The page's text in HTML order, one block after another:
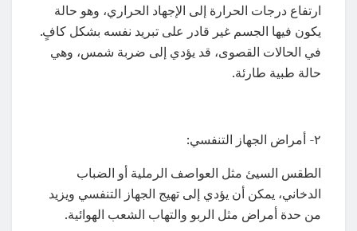
ارتفاع درجات الحرارة إلى الإجهاد الحراري، وهو حالة
يكون فيها الجسم غير قادر على تبريد نفسه بشكل كافٍ.
في الحالات القصوى، قد يؤدي إلى ضربة شمس، وهي
حالة طبية طارئة.
٢- أمراض الجهاز التنفسي:
الطقس السيئ مثل العواصف الرملية أو الضباب
الدخاني، يمكن أن يؤدي إلى تهيج الجهاز التنفسي ويزيد
من حدة أمراض مثل الربو والتهاب الشعب الهوائية.